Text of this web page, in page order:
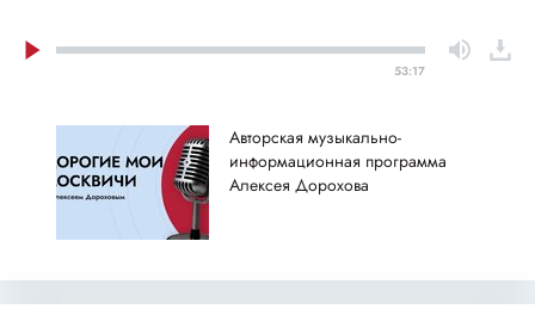
53:17
Авторская музыкально-
информационная программа
Алексея Дорохова